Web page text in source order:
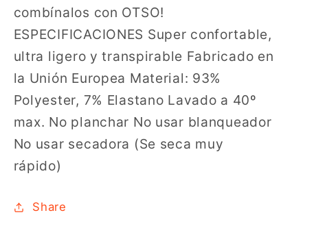
combínalos con OTSO!
ESPECIFICACIONES Super confortable,
ultra ligero y transpirable Fabricado en
la Unión Europea Material: 93%
Polyester, 7% Elastano Lavado a 40º
max. No planchar No usar blanqueador
No usar secadora (Se seca muy
rápido)
Share